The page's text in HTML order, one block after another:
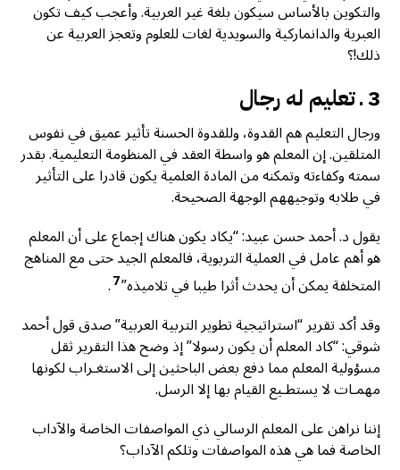
والتكوين بالأساس سيكون بلغة غير العربية. وأعجب كيف تكون
العبرية والدانماركية والسويدية لغات للعلوم وتعجز العربية عن
ذلك!؟
3 ـ تعليم له رجال
ورجال التعليم هم القدوة، وللقدوة الحسنة تأثير عميق في نفوس
المتلقين. إن المعلم هو واسطة العقد في المنظومة التعليمية. بقدر
سمته وكفاءته وتمكنه من المادة العلمية يكون قادرا على التأثير
في طلابه وتوجيههم الوجهة الصحيحة.
يقول د. أحمد حسن عبيد: “يكاد يكون هناك إجماع على أن المعلم
هو أهم عامل في العملية التربوية، فالمعلم الجيد حتى مع المناهج
المتخلفة يمكن أن يحدث أثرا طيبا في تلاميذه”7
.
وقد أكد تقرير “استراتيجية تطوير التربية العربية” صدق قول أحمد
شوقي: “كاد المعلم أن يكون رسولا” إذ وضح هذا التقرير ثقل
مسؤولية المعلم مما دفع بعض الباحثين إلى الاستغـراب لكونها
مهمـات لا يستطـيع القيام بها إلا الرسل.
إننا نراهن على المعلم الرسالي ذي المواصفات الخاصة والآداب
الخاصة فما هي هذه المواصفات وتلكم الآداب؟